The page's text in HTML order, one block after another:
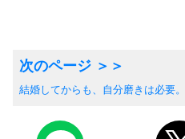
結婚してからも、自分磨きは必要。